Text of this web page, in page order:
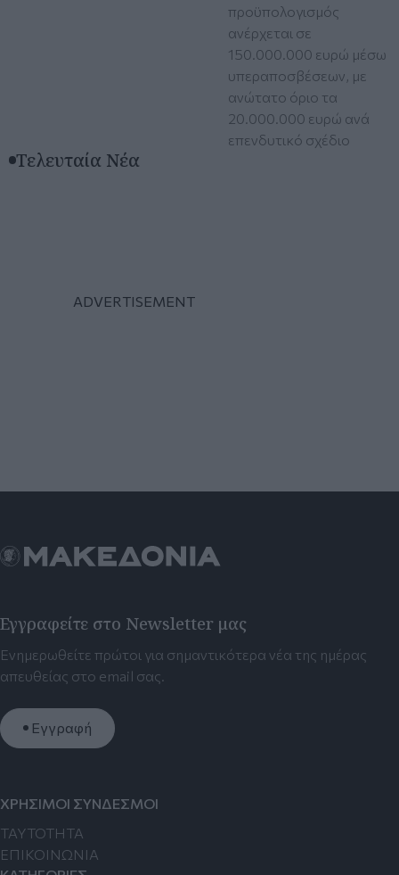
προϋπολογισμός
ανέρχεται σε
150.000.000 ευρώ μέσω
υπεραποσβέσεων, με
ανώτατο όριο τα
20.000.000 ευρώ ανά
επενδυτικό σχέδιο
Τελευταία Νέα
Εγγραφείτε στο Newsletter μας
Ενημερωθείτε πρώτοι για σημαντικότερα νέα της ημέρας
απευθείας στο email σας.
Εγγραφή
ΧΡΗΣΙΜΟΙ ΣΥΝΔΕΣΜΟΙ
TAYTOTHTA
ΕΠΙΚΟΙΝΩΝΙΑ